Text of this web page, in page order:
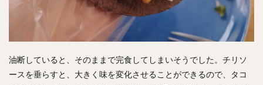
油断していると、そのままで完食してしまいそうでした。チリソ
ースを垂らすと、大きく味を変化させることができるので、タコ